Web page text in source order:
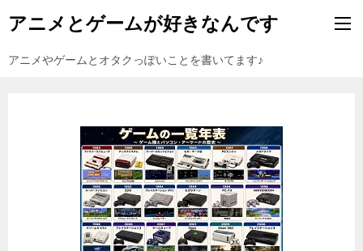
アニメとゲームが好きなんです
アニメやゲームとオタクっぽいことを書いてます♪